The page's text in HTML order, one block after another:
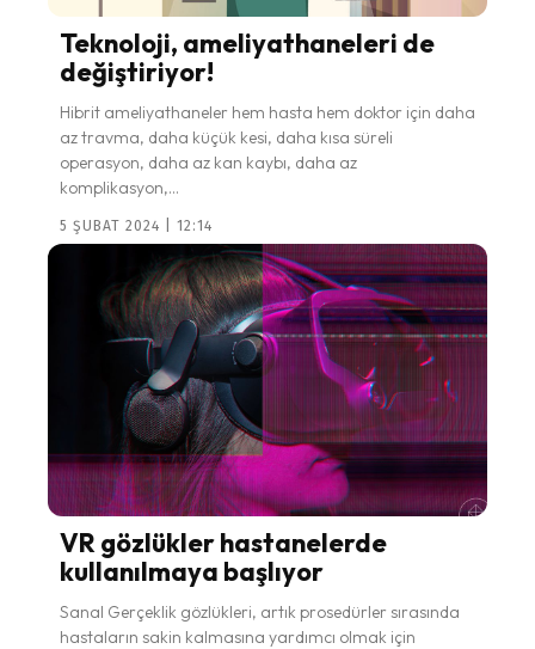
Teknoloji, ameliyathaneleri de
değiştiriyor!
Hibrit ameliyathaneler hem hasta hem doktor için daha
az travma, daha küçük kesi, daha kısa süreli
operasyon, daha az kan kaybı, daha az
komplikasyon,...
5 ŞUBAT 2024 | 12:14
VR gözlükler hastanelerde
kullanılmaya başlıyor
Sanal Gerçeklik gözlükleri, artık prosedürler sırasında
hastaların sakin kalmasına yardımcı olmak için